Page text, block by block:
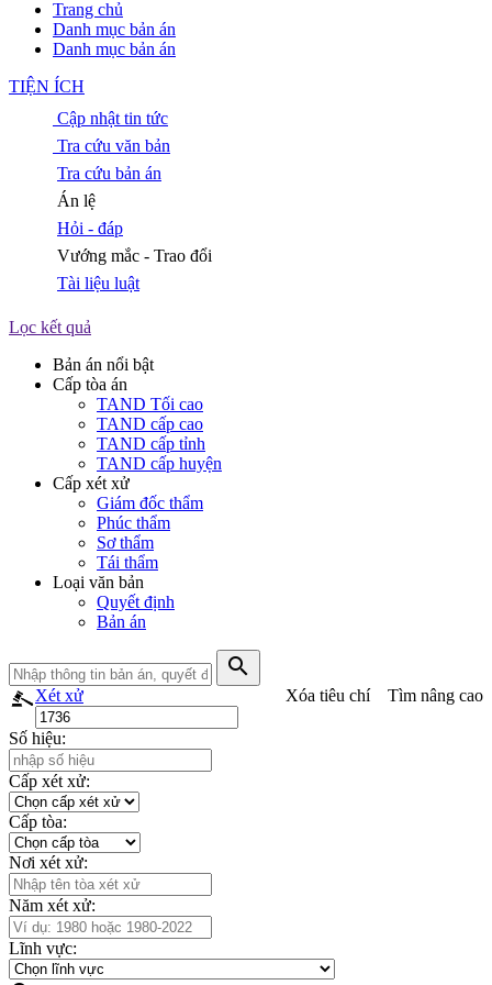
Trang chủ
Danh mục bản án
Danh mục bản án
TIỆN ÍCH
Cập nhật tin tức
Tra cứu văn bản
Tra cứu bản án
Án lệ
Hỏi - đáp
Vướng mắc - Trao đổi
Tài liệu luật
Lọc kết quả
Bản án nổi bật
Cấp tòa án
TAND Tối cao
TAND cấp cao
TAND cấp tỉnh
TAND cấp huyện
Cấp xét xử
Giám đốc thẩm
Phúc thẩm
Sơ thẩm
Tái thẩm
Loại văn bản
Quyết định
Bản án
search
Xét xử Tìm nâng cao
Xóa tiêu chí
Số hiệu:
Cấp xét xử:
Cấp tòa:
Nơi xét xử:
Năm xét xử:
Lĩnh vực: